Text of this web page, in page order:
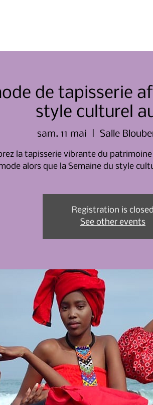
de tapisserie
style culturel
sam. 11 mai Salle
la tapisserie vibrante du
alors que la Semaine du style
Registration is closed
See other events